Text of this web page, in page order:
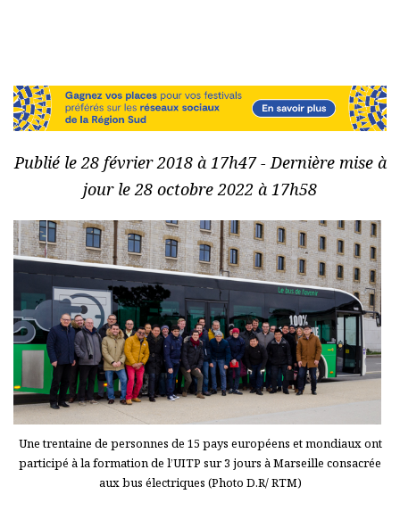
Publié le 28 février 2018 à 17h47 - Dernière mise à
jour le 28 octobre 2022 à 17h58
Une trentaine de personnes de 15 pays européens et mondiaux ont
participé à la formation de l’UITP sur 3 jours à Marseille consacrée
aux bus électriques (Photo D.R/ RTM)